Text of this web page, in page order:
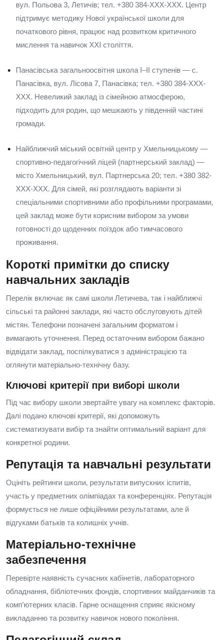
вул. Польова 3, Летичів; тел. +380 384-XXX-XXX. Центр
підтримує методику Нової української школи для
початкового рівня, працює над розвитком критичного
мислення та навичок XXI століття.
Панасівська загальноосвітня школа I–II ступенів — с.
Панасівка, вул. Лісова 7, Панасівка; тел. +380 384-XXX-
XXX. Невеликий заклад із сімейною атмосферою,
підходить для родин, що мешкають у південній частині
громади.
Найближчий міський освітній центр у Хмельницькому —
спортивно-педагогічний ліцей (партнерський заклад) —
місто Хмельницький, вул. Партнерська 20; тел. +380 382-
XXX-XXX. Для сімей, які розглядають варіанти зі
спеціальними спортивними або профільними програмами,
цей заклад може бути корисним вибором за умови
готовності до щоденних поїздок або тимчасового
проживання.
Короткі примітки до списку
навчальних закладів
Перелік включає як самі школи Летичева, так і найближчі
сільські та районні заклади, які часто обслуговують дітей
містян. Телефони позначені загальним форматом і
вимагають уточнення. Перед остаточним вибором бажано
відвідати заклад, поспілкуватися з адміністрацією та
оглянути матеріально-технічну базу.
Ключові критерії при виборі школи
Під час вибору школи звертайте увагу на комплекс факторів.
Далі подано ключові критерії, які допоможуть
систематизувати вибір та знайти оптимальний варіант для
конкретної родини.
Репутація та навчальні результати
Оцініть рейтинги школи, результати випускних іспитів,
участь у предметних олімпіадах та конференціях. Репутація
формується не лише офіційними результатами, але й
відгуками батьків та колишніх учнів.
Матеріально-технічне
забезпечення
Перевірте наявність сучасних кабінетів, лабораторного
обладнання, бібліотечних фондів, спортивних майданчиків та
комп’ютерних класів. Гарне оснащення сприяє якісному
викладанню та розвитку навичок нового покоління.